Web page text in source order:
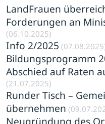
LandFrauen
Forderungen an
(06.10.2025)
Info 2/2025
Bildungsprogramm
Abschied auf Raten
(21.07.2025)
Runder Tisch –
übernehmen